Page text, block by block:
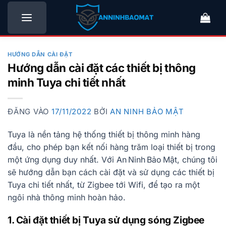
Bỏ
nội
HƯỚNG DẪN CÀI ĐẶT
Hướng dẫn cài đặt các thiết bị thông
minh Tuya chi tiết nhất
ĐĂNG VÀO 17/11/2022 BỞI AN NINH BẢO MẬT
Tuya là nền tảng hệ thống thiết bị thông minh hàng
đầu, cho phép bạn kết nối hàng trăm loại thiết bị trong
một ứng dụng duy nhất. Với An Ninh Bảo Mật, chúng tôi
sẽ hướng dẫn bạn cách cài đặt và sử dụng các thiết bị
Tuya chi tiết nhất, từ Zigbee tới Wifi, để tạo ra một
ngôi nhà thông minh hoàn hảo.
1. Cài đặt thiết bị Tuya sử dụng sóng Zigbee